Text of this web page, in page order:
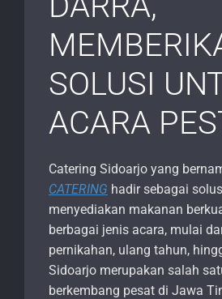
SOLUSI
ACARA
Catering Sidoarjo yang
CATERING hadir sebagai
menyediakan makanan
berbagai jenis acara, mulai
pernikahan, ulang tahun,
Sidoarjo merupakan salah
berkembang pesat di Jawa